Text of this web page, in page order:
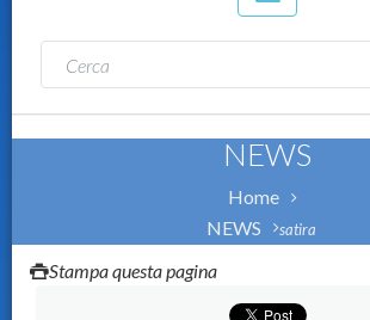
NEWS
Home
NEWS
satira
Stampa questa pagina